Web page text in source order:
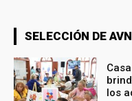
SELECCIÓN DE AVN
los